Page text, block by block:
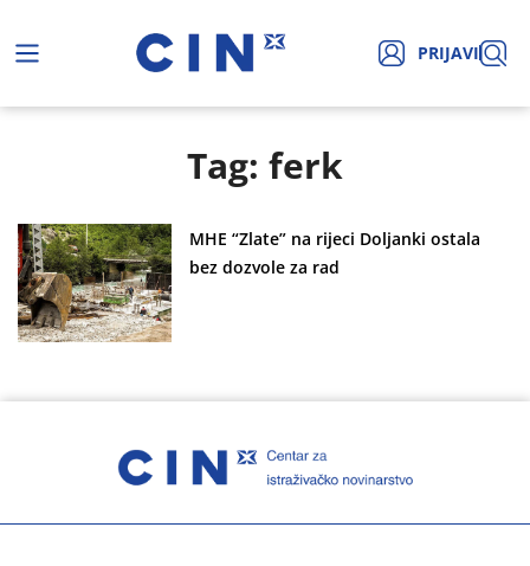
PRIJAVI
Tag: ferk
MHE “Zlate” na rijeci Doljanki ostala
bez dozvole za rad